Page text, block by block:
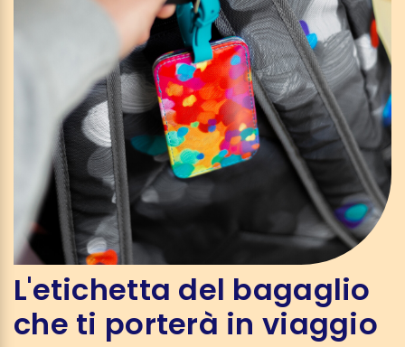
L'etichetta del bagaglio
che ti porterà in viaggio